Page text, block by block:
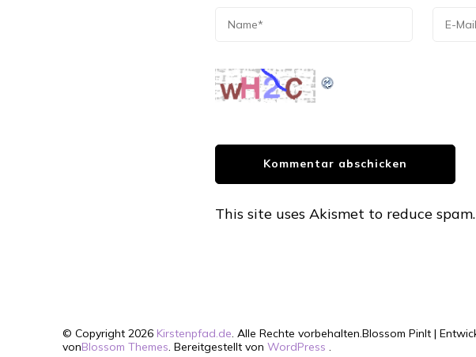
This site uses Akismet to reduce spam.
© Copyright 2026 Kirstenpfad.de. Alle Rechte vorbehalten.Blossom PinIt |
vonBlossom Themes. Bereitgestellt von WordPress .